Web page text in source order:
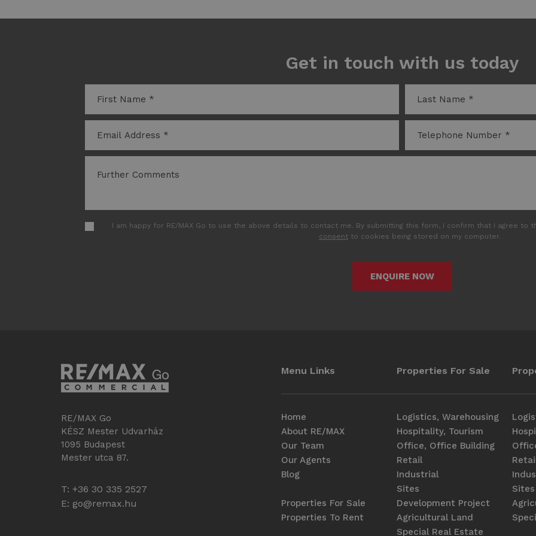
Get in touch with us today
I am happy for RE/MAX Go to use the above details to contact me. By submitting this form, I confirm that I agree to
consentto cookies being stored on my computer.
ENQUIRE NOW
RE/MAX Go
KÉSZ Mester Udvarház
1095 Budapest
Mester utca 87.
T: +36 30 335 2527
E: go@remax.hu
Menu Links
Home
About RE/MAX
Our Team
Our Agents
Blog
Properties For Sale
Properties To Rent
Properties For Sale
Logistics, Warehousing
Hospitality, Tourism
Office, Office Building
Retail
Industrial
Sites
Development Project
Agricultural Land
Special Real Estate
Sites